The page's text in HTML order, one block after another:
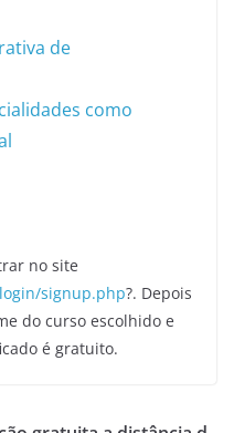
de
como
no site
signup.php?. Depois
do curso escolhido e
é gratuito.